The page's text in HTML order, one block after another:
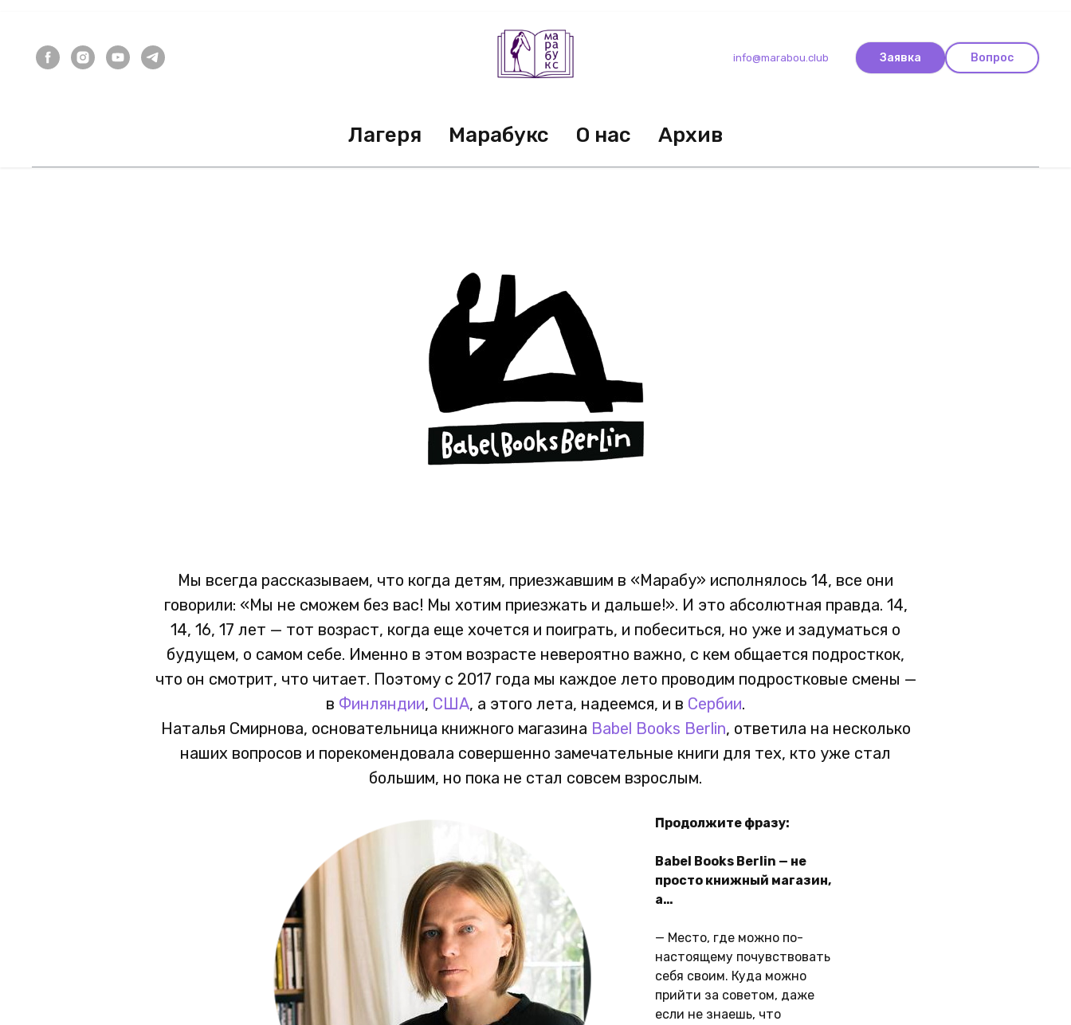
info@marabou.club Заявка Вопрос
Лагеря Марабукс О нас Архив
Мы всегда рассказываем, что когда детям, приезжавшим в «Марабу» исполнялось 14, все они
говорили: «Мы не сможем без вас! Мы хотим приезжать и дальше!». И это абсолютная правда. 14,
14, 16, 17 лет — тот возраст, когда еще хочется и поиграть, и побеситься, но уже и задуматься о
будущем, о самом себе. Именно в этом возрасте невероятно важно, с кем общается подросткок,
что он смотрит, что читает. Поэтому с 2017 года мы каждое лето проводим подростковые смены —
в Финляндии, США, а этого лета, надеемся, и в Сербии.
Наталья Смирнова, основательница книжного магазина Babel Books Berlin, ответила на несколько
наших вопросов и порекомендовала совершенно замечательные книги для тех, кто уже стал
большим, но пока не стал совсем взрослым.
Продолжите фразу:
Babel Books Berlin — не
просто книжный магазин,
а…
— Место, где можно по-
настоящему почувствовать
себя своим. Куда можно
прийти за советом, даже
если не знаешь, что